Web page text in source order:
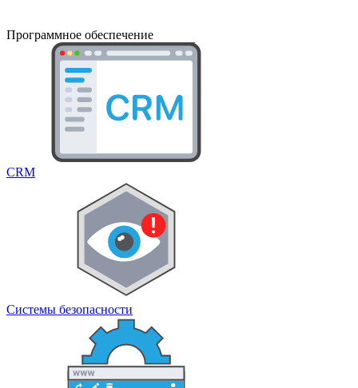
Программное обеспечение
CRM
Системы безопасности